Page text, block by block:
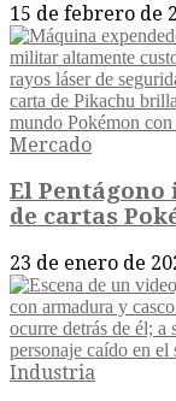
15 de febrero de
Mercado
El
de cartas
23 de enero de
Industria